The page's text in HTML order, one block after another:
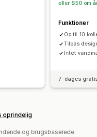
eller $50 om
Funktioner
Op til 10
Tilpas
Intet
7-dages
oprindelig
og brugsbaserede